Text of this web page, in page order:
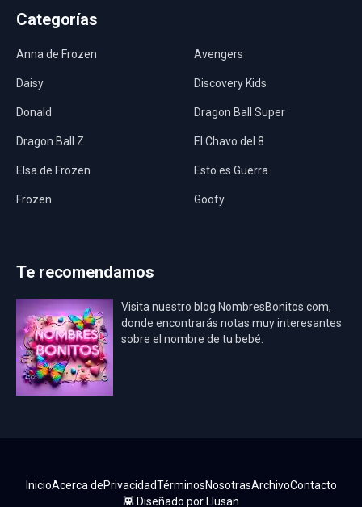
Categorías
Anna de Frozen Avengers
Daisy Discovery Kids
Donald Dragon Ball Super
Dragon Ball Z El Chavo del 8
Elsa de Frozen Esto es Guerra
Frozen Goofy
Los Minions Los Vengadores
Mario Bros Mi Villano Favorito
Mickey Mouse
Pokémon Pokémon Go
Te recomendamos
Visita nuestro blog NombresBonitos.com,
donde encontrarás notas muy interesantes
sobre el nombre de tu bebé.
👾 Diseñado porLlusan
InicioAcerca dePrivacidadTérminosNosotrasArchivoContacto